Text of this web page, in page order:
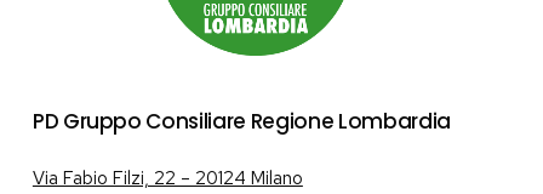
PD Gruppo Consiliare Regione Lombardia
Via Fabio Filzi, 22 – 20124 Milano